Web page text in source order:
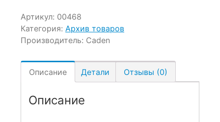
Артикул: 00468
Категория: Архив товаров
Производитель: Caden
Описание Детали Отзывы (0)
Описание